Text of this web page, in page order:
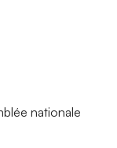
nationale